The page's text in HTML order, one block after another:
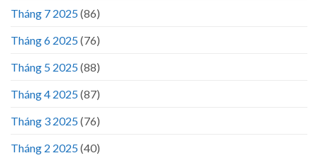
Tháng 7 2025(86)
Tháng 6 2025(76)
Tháng 5 2025(88)
Tháng 4 2025(87)
Tháng 3 2025(76)
Tháng 2 2025(40)